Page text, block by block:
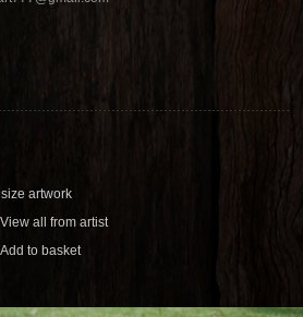
artwork
all from artist
to basket